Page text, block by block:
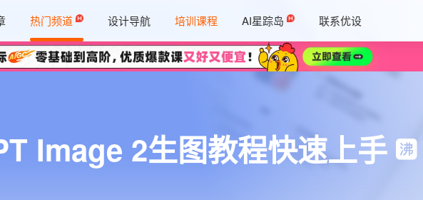
热门频道 设计导航 培训课程 AI星踪岛 联系优设
Image 2生图教程快速上手